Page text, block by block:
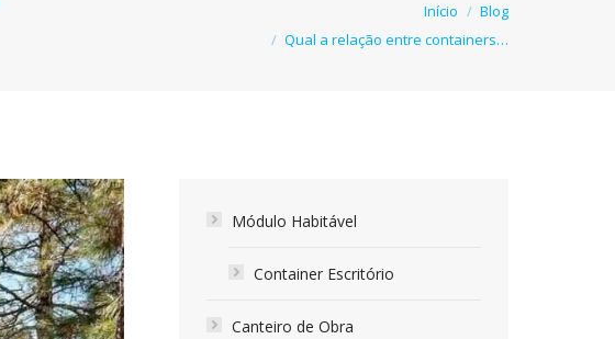
Início
Blog
Qual a relação entre containers…
Módulo Habitável
Container Escritório
Canteiro de Obra